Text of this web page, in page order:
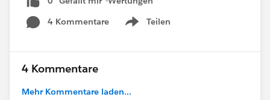
4 Kommentare
Teilen
Show menu
4 Kommentare
Mehr Kommentare laden...